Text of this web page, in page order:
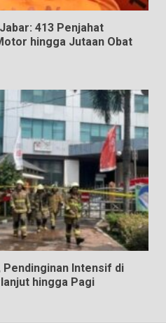
413 Penjahat
hingga Jutaan Obat
Pendinginan Intensif di
hingga Pagi